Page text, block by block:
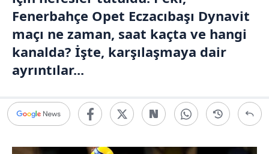
Fenerbahçe Opet Eczacıbaşı Dynavit
maçı ne zaman, saat kaçta ve hangi
kanalda? İşte, karşılaşmaya dair
ayrıntılar...